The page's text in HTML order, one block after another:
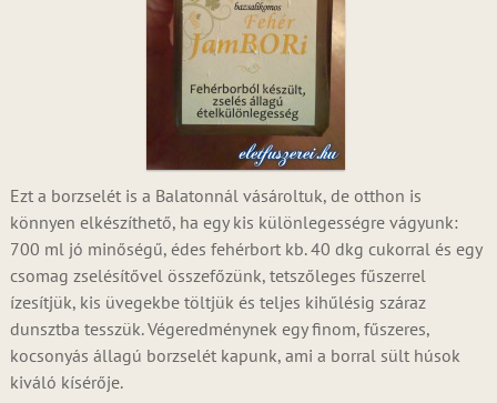
Ezt a borzselét is a Balatonnál vásároltuk, de otthon is
könnyen elkészíthető, ha egy kis különlegességre vágyunk:
700 ml jó minőségű, édes fehérbort kb. 40 dkg cukorral és egy
csomag zselésítővel összefőzünk, tetszőleges fűszerrel
ízesítjük, kis üvegekbe töltjük és teljes kihűlésig száraz
dunsztba tesszük. Végeredménynek egy finom, fűszeres,
kocsonyás állagú borzselét kapunk, ami a borral sült húsok
kiváló kísérője.